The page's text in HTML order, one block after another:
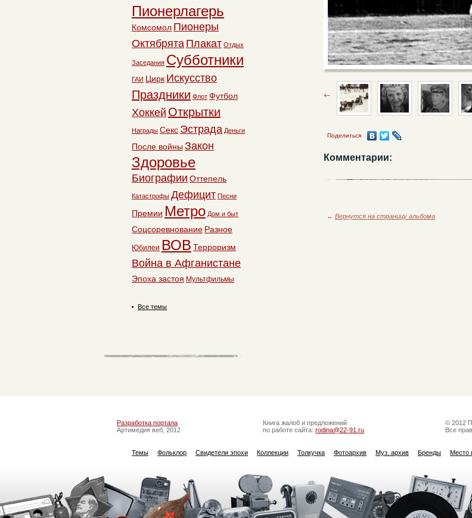
Поделиться
Комментарии:
← Вернутся на страницу альбома
Пионерлагерь
Комсомол Пионеры
Октябрята Плакат Отдых
Заседания Субботники
ГАИ Цирк Искусство
Праздники Флот Футбол
Хоккей Открытки
Награды Секс Эстрада Деньги
После войны Закон
Здоровье
Биографии Оттепель
Катастрофы Дефицит Песни
Премии Метро Дом и быт
Соцсоревнование Разное
Юбилеи ВОВ Терроризм
Война в Афганистане
Эпоха застоя Мультфильмы
Все темы
Разработка портала
Артимедия веб, 2012
Книга жалоб и предложений
по работе сайта: rodina@22-91.ru
© 2012
Все
Темы Фольклор Свидетели эпохи Коллекции Толкучка Фотоархив Муз. архив Бренды Место